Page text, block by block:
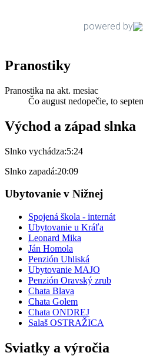
Pranostiky
Pranostika na akt. mesiac
Čo august nedopečie, to
Východ a západ slnka
Slnko vychádza:5:24
Slnko zapadá:20:09
Ubytovanie v Nižnej
Spojená škola - internát
Ubytovanie u Kráľa
Leonard Mika
Ján Homola
Penzión Uhliská
Ubytovanie MAJO
Penzión Oravský zrub
Chata Blava
Chata Golem
Chata ONDREJ
Salaš OSTRAŽICA
Sviatky a výročia